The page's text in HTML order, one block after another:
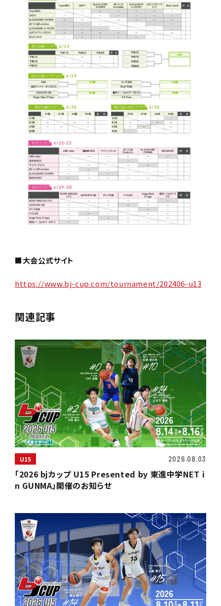
■大会公式サイト
https://www.bj-cup.com/tournament/202406-u13
関連記事
U15 2026.08.03
「2026 bjカップ U15 Presented by 東進中学NET i
n GUNMA」開催のお知らせ